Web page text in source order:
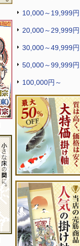
10,000～19,999円
20,000～29,999円
30,000～49,999円
50,000～99,999円
100,000円～